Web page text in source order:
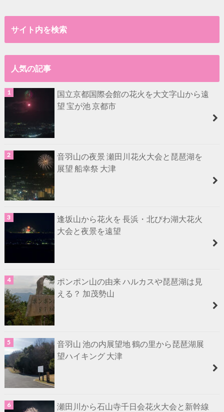
サイト内を検索
人気の記事
国立京都国際会館の花火を大文字山から遠
望 宝が池 京都市
音羽山の夜景 瀬田川花火大会と琵琶湖を
展望 船幸祭 大津
逢坂山から花火を 長浜・北びわ湖大花火
大会と夜景を遠望
ポンポン山の由来 ハルカスや琵琶湖は見
える？ 加茂勢山
音羽山 池の内展望地 鶴の里から琵琶湖展
望ハイキング 大津
瀬田川から石山寺千日会花火大会と新幹線